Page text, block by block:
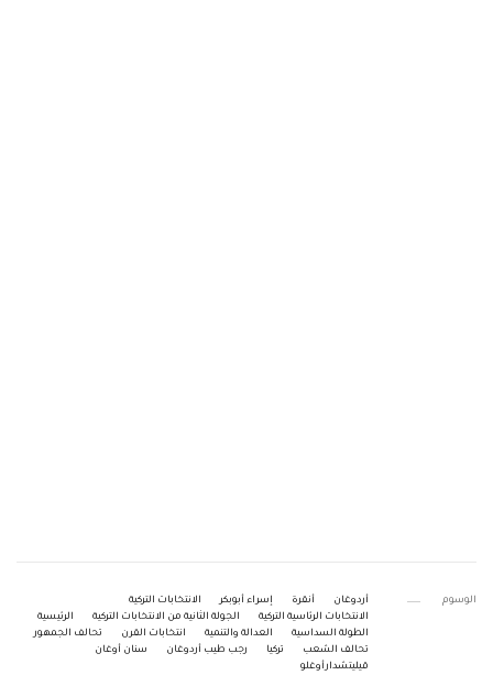
الوسوم أردوغان أنقرة إسراء أبوبكر
الانتخابات التركية
الانتخابات الرئاسية التركية
الجولة الثانية من الانتخابات التركية
الرئيسية
الطولة السداسية
العدالة والتنمية انتخابات القرن
تحالف الجمهور
تحالف الشعب
تركيا رجب طيب أردوغان
سنان أوغان
قيليتشدارأوغلو